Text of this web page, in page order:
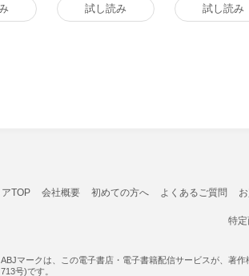
試し読み 試し読み
アTOP 会社概要 初めての方へ よくあるご質問
特
ABJマークは、この電子書店・電子書籍配信サービスが、著
713号)です。